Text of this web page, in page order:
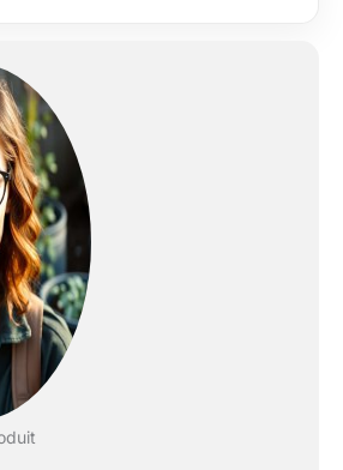
peint aux
intempéries, idéal
pour une utilisation
durable en extérieur.
En outre, la serre a
une surface lisse qui
peut être colorée
librement grâce au
polissage fin Isolation
thermique optimale :